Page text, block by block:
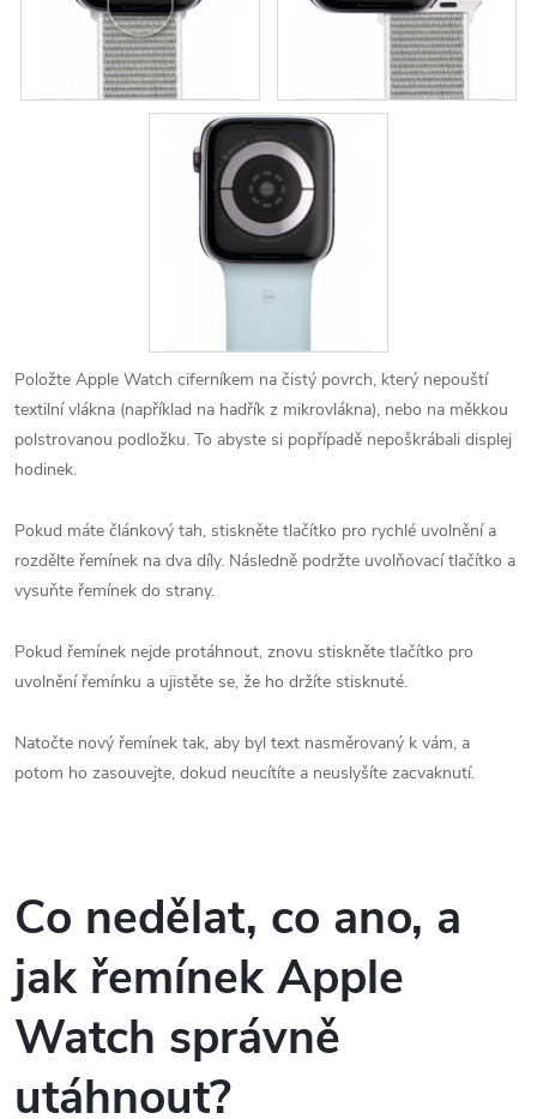
Položte Apple Watch ciferníkem na čistý povrch, který nepouští
textilní vlákna (například na hadřík z mikrovlákna), nebo na měkkou
polstrovanou podložku. To abyste si popřípadě nepoškrábali displej
hodinek.
Pokud máte článkový tah, stiskněte tlačítko pro rychlé uvolnění a
rozdělte řemínek na dva díly. Následně podržte uvolňovací tlačítko a
vysuňte řemínek do strany.
Pokud řemínek nejde protáhnout, znovu stiskněte tlačítko pro
uvolnění řemínku a ujistěte se, že ho držíte stisknuté.
Natočte nový řemínek tak, aby byl text nasměrovaný k vám, a
potom ho zasouvejte, dokud neucítíte a neuslyšíte zacvaknutí.
Co nedělat, co ano, a
jak řemínek Apple
Watch správně
utáhnout?